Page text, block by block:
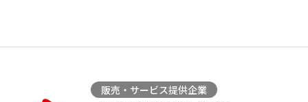
製品お役立ち情報
販売・サービス提供企業